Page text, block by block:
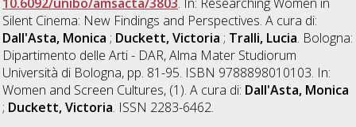
Silent Cinema: New Findings and Perspectives. A cura di:
Dall'Asta, Monica ; Duckett, Victoria ; Tralli, Lucia. Bologna:
Dipartimento delle Arti - DAR, Alma Mater Studiorum
Università di Bologna, pp. 81-95. ISBN 9788898010103. In:
Women and Screen Cultures, (1). A cura di: Dall'Asta, Monica
; Duckett, Victoria. ISSN 2283-6462.